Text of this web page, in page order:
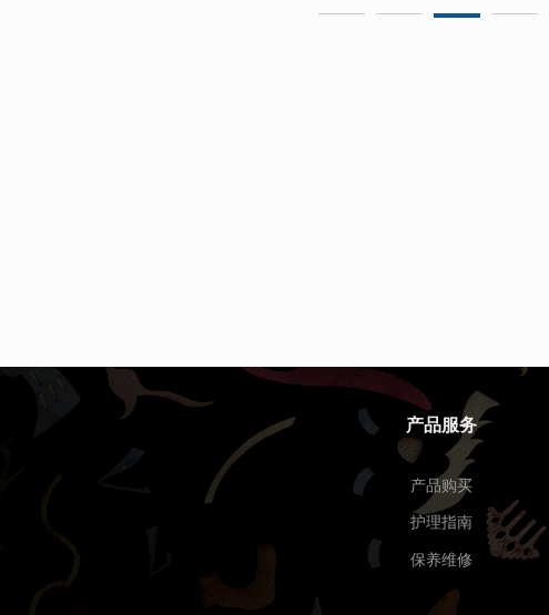
产品服务
产品购买
护理指南
保养维修